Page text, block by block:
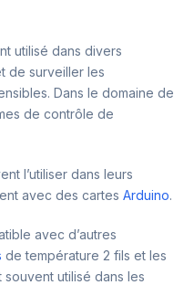
utilisé dans divers
de surveiller les
Dans le domaine de
de contrôle de
l’utiliser dans leurs
avec des cartes Arduino.
avec d’autres
de température 2 fils et les
souvent utilisé dans les